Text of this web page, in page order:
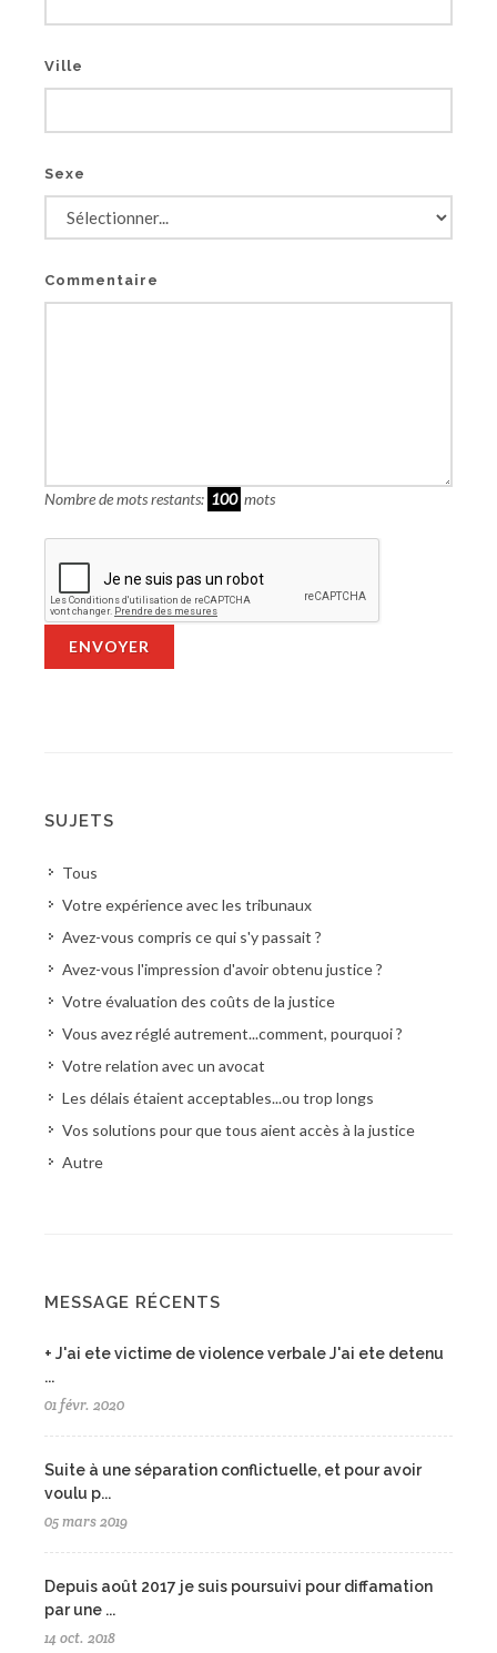
Ville
Sexe
Commentaire
Nombre de mots restants: 100 mots
ENVOYER
SUJETS
Tous
Votre expérience avec les tribunaux
Avez-vous compris ce qui s'y passait ?
Avez-vous l'impression d'avoir obtenu justice ?
Votre évaluation des coûts de la justice
Vous avez réglé autrement...comment, pourquoi ?
Votre relation avec un avocat
Les délais étaient acceptables...ou trop longs
Vos solutions pour que tous aient accès à la justice
Autre
MESSAGE RÉCENTS
+ J'ai ete victime de violence verbale J'ai ete detenu
...
01 févr. 2020
Suite à une séparation conflictuelle, et pour avoir
voulu p...
05 mars 2019
Depuis août 2017 je suis poursuivi pour diffamation
par une ...
14 oct. 2018